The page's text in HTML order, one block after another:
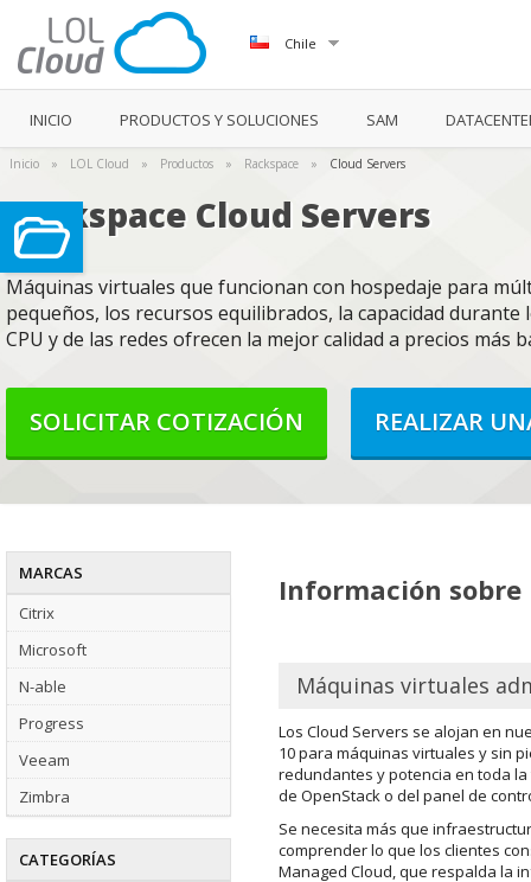
Chile
INICIO PRODUCTOS Y SOLUCIONES SAM
Inicio » LOL Cloud » Productos » Rackspace » Cloud Servers
Rackspace Cloud Servers
Máquinas virtuales que funcionan con hospedaje para
pequeños, los recursos equilibrados, la capacidad
CPU y de las redes ofrecen la mejor calidad a precios más
SOLICITAR COTIZACIÓN REALIZAR
MARCAS
Citrix
Microsoft
N-able
Progress
Veeam
Zimbra
CATEGORÍAS
Información sobre
Máquinas virtuales
Los Cloud Servers se alojan en
10 para máquinas virtuales y sin
redundantes y potencia en toda
de OpenStack o del panel de
Se necesita más que
comprender lo que los clientes
Managed Cloud, que respalda la